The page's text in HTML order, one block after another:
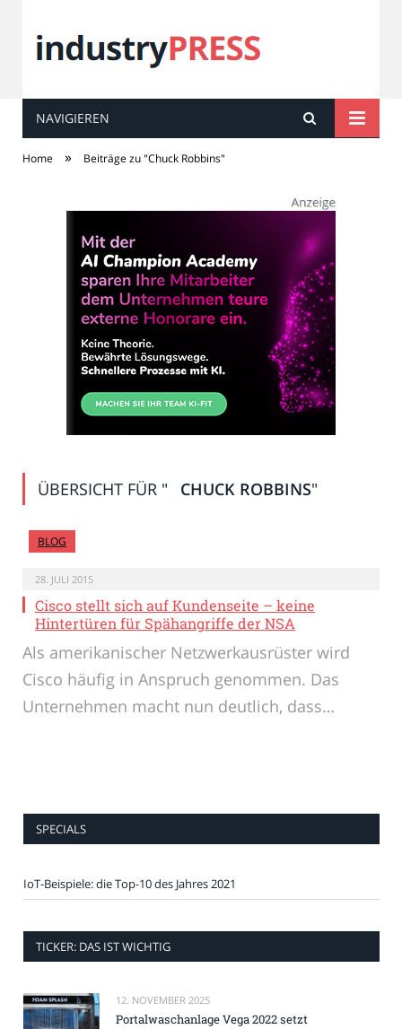
industryPRESS
NAVIGIEREN
Home » Beiträge zu "Chuck Robbins"
ÜBERSICHT FÜR " CHUCK ROBBINS"
BLOG
28. JULI 2015
Cisco stellt sich auf Kundenseite – keine
Hintertüren für Spähangriffe der NSA
Als amerikanischer Netzwerkausrüster wird
Cisco häufig in Anspruch genommen. Das
Unternehmen macht nun deutlich, dass…
SPECIALS
IoT-Beispiele: die Top-10 des Jahres 2021
TICKER: DAS IST WICHTIG
12. NOVEMBER 2025
Portalwaschanlage Vega 2022 setzt